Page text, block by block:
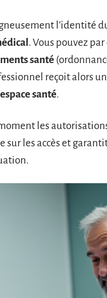
l’identité
. Vous pouvez
santé
reçoit alors
santé.
les
les accès et